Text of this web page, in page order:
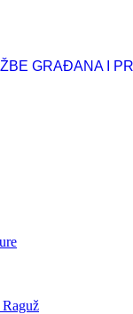
GRAĐANA I